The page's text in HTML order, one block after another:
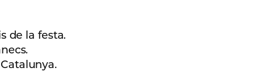
de la festa.